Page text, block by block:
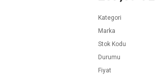
Kategori
Marka
Stok Kodu
Durumu
Fiyat